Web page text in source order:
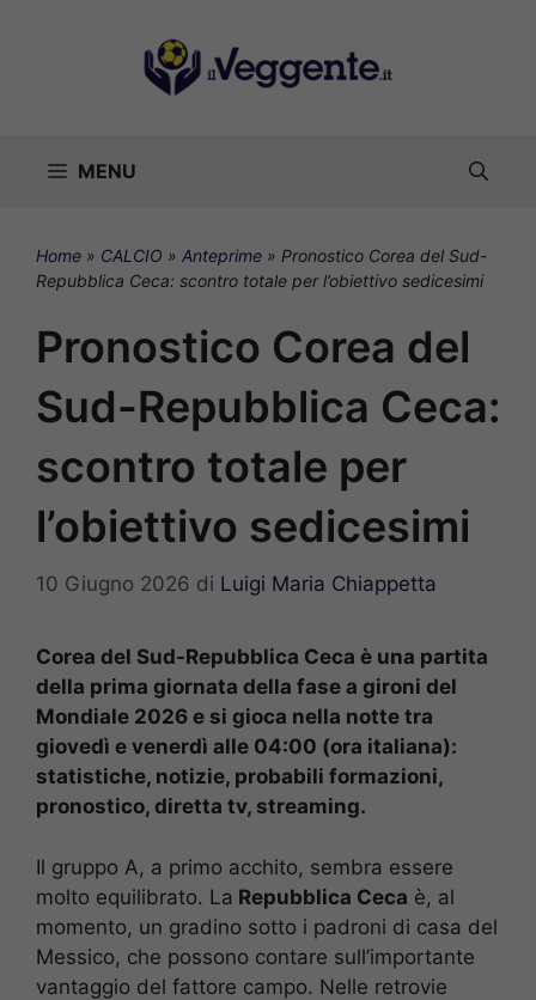
MENU
Home » CALCIO » Anteprime » Pronostico Corea del Sud-
Repubblica Ceca: scontro totale per l’obiettivo sedicesimi
Pronostico Corea del
Sud-Repubblica Ceca:
scontro totale per
l’obiettivo sedicesimi
10 Giugno 2026 di Luigi Maria Chiappetta
Corea del Sud-Repubblica Ceca è una partita
della prima giornata della fase a gironi del
Mondiale 2026 e si gioca nella notte tra
giovedì e venerdì alle 04:00 (ora italiana):
statistiche, notizie, probabili formazioni,
pronostico, diretta tv, streaming.
Il gruppo A, a primo acchito, sembra essere
molto equilibrato. La Repubblica Ceca è, al
momento, un gradino sotto i padroni di casa del
Messico, che possono contare sull’importante
vantaggio del fattore campo. Nelle retrovie